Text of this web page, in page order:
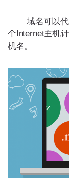
域名可以代
个Internet主机
机名。